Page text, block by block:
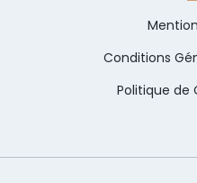
Conditions
Politique de